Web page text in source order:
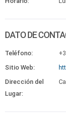
DATO DE
Teléfono:
Sitio Web:
Dirección del
Lugar: